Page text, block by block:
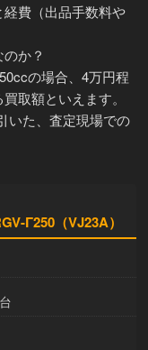
費（出品手数料や
か？
の場合、4万円程
取額といえます。
いた、査定現場での
Γ250（VJ23A）